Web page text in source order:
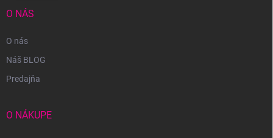
O NÁS
O nás
Náš BLOG
Predajňa
O NÁKUPE